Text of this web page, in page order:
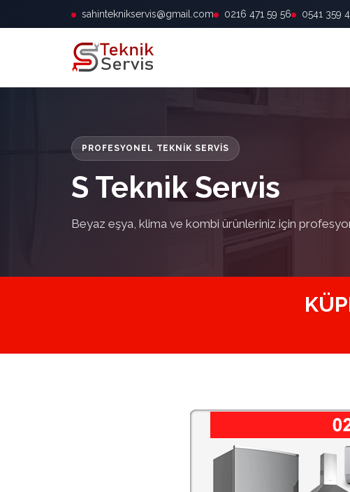
sahinteknikservis@gmail.com 0216 471 59 56 0541 359
PROFESYONEL TEKNIK SERVIS
S Teknik Servis
Beyaz eşya, klima ve kombi ürünleriniz için